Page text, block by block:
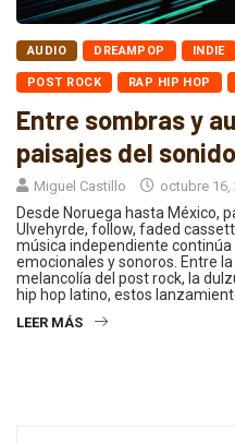
AUDIO DREAMPOP INDIE
POST ROCK RAP HIP HOP
Entre sombras y
paisajes del sonido
Miguel Castillo octubre 16,
Desde Noruega hasta México,
Ulvehyrde, follow, faded
música independiente
emocionales y sonoros. Entre
melancolía del post rock, la
hip hop latino, estos
LEER MÁS